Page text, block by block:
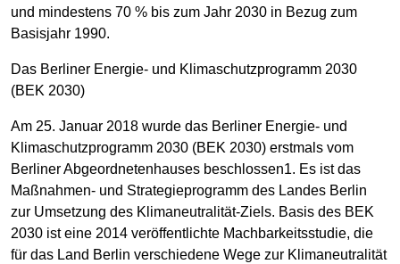
und mindestens 70 % bis zum Jahr 2030 in Bezug zum
Basisjahr 1990.
Das Berliner Energie- und Klimaschutzprogramm 2030
(BEK 2030)
Am 25. Januar 2018 wurde das Berliner Energie- und
Klimaschutzprogramm 2030 (BEK 2030) erstmals vom
Berliner Abgeordnetenhauses beschlossen1. Es ist das
Maßnahmen- und Strategieprogramm des Landes Berlin
zur Umsetzung des Klimaneutralität-Ziels. Basis des BEK
2030 ist eine 2014 veröffentlichte Machbarkeitsstudie, die
für das Land Berlin verschiedene Wege zur Klimaneutralität